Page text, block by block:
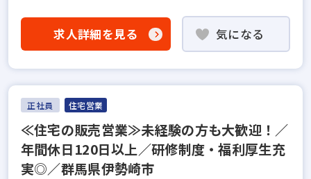
求人詳細を見る 気になる
正社員 住宅営業
≪住宅の販売営業≫未経験の方も大歓迎！／
年間休日120日以上／研修制度・福利厚生充
実◎／群馬県伊勢崎市